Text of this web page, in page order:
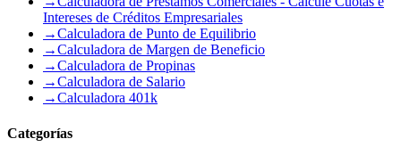
Intereses de Créditos Empresariales
→Calculadora de Punto de Equilibrio
→Calculadora de Margen de Beneficio
→Calculadora de Propinas
→Calculadora de Salario
→Calculadora 401k
Categorías